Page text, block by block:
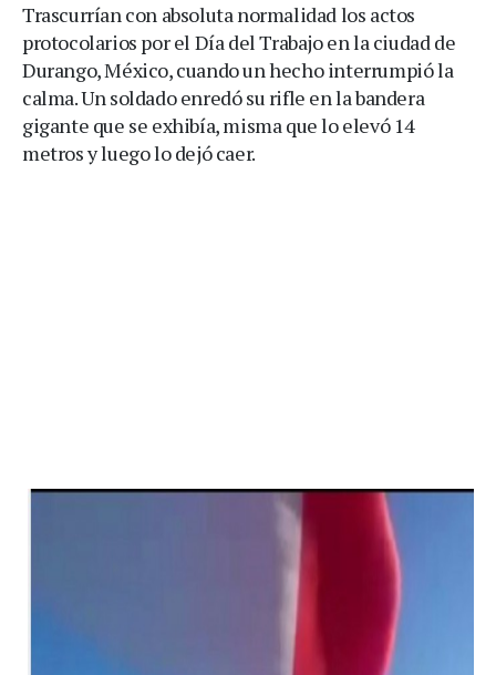
Trascurrían con absoluta normalidad los actos
protocolarios por el Día del Trabajo en la ciudad de
Durango, México, cuando un hecho interrumpió la
calma. Un soldado enredó su rifle en la bandera
gigante que se exhibía, misma que lo elevó 14
metros y luego lo dejó caer.